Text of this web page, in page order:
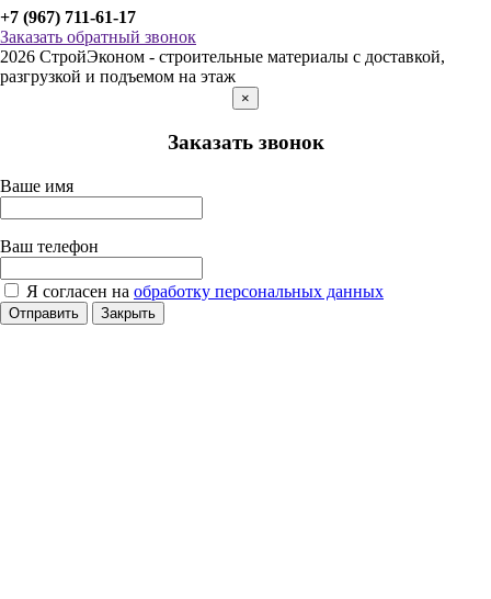
+7 (967) 711-61-17
Заказать обратный звонок
2026 СтройЭконом - строительные материалы с доставкой,
разгрузкой и подъемом на этаж
×
Заказать звонок
Ваше имя
Ваш телефон
Я согласен на обработку персональных данных
Отправить Закрыть